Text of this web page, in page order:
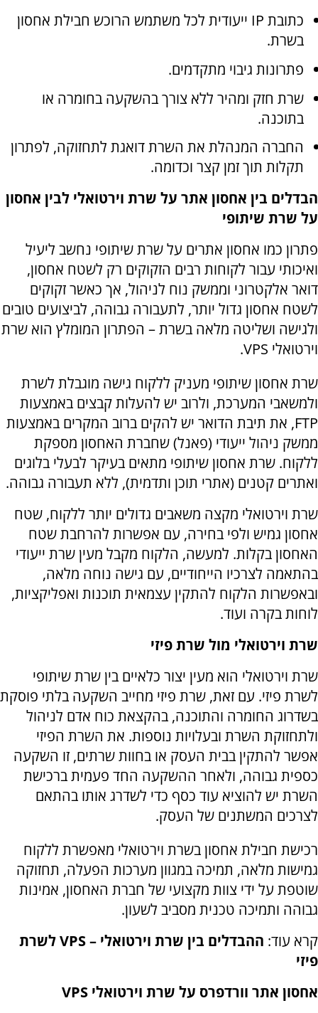
כתובת IP ייעודית לכל משתמש הרוכש חבילת אחסון
בשרת.
פתרונות גיבוי מתקדמים.
שרת חזק ומהיר ללא צורך בהשקעה בחומרה או
בתוכנה.
החברה המנהלת את השרת דואגת לתחזוקה, לפתרון
תקלות תוך זמן קצר וכדומה.
הבדלים בין אחסון אתר על שרת וירטואלי לבין אחסון
על שרת שיתופי
פתרון כמו אחסון אתרים על שרת שיתופי נחשב ליעיל
ואיכותי עבור לקוחות רבים הזקוקים רק לשטח אחסון,
דואר אלקטרוני וממשק נוח לניהול, אך כאשר זקוקים
לשטח אחסון גדול יותר, לתעבורה גבוהה, לביצועים טובים
ולגישה ושליטה מלאה בשרת – הפתרון המומלץ הוא שרת
וירטואלי VPS
.
שרת אחסון שיתופי מעניק ללקוח גישה מוגבלת לשרת
ולמשאבי המערכת, ולרוב יש להעלות קבצים באמצעות
FTP, את תיבת הדואר יש להקים ברוב המקרים באמצעות
ממשק ניהול ייעודי (פאנל) שחברת האחסון מספקת
ללקוח. שרת אחסון שיתופי מתאים בעיקר לבעלי בלוגים
ואתרים קטנים (אתרי תוכן ותדמית), ללא תעבורה גבוהה.
שרת וירטואלי מקצה משאבים גדולים יותר ללקוח, שטח
אחסון גמיש ולפי בחירה, עם אפשרות להרחבת שטח
האחסון בקלות. למעשה, הלקוח מקבל מעין שרת ייעודי
בהתאמה לצרכיו הייחודיים, עם גישה נוחה מלאה,
ובאפשרות הלקוח להתקין עצמאית תוכנות ואפליקציות,
לוחות בקרה ועוד.
שרת וירטואלי מול שרת פיזי
שרת וירטואלי הוא מעין יצור כלאיים בין שרת שיתופי
לשרת פיזי. עם זאת, שרת פיזי מחייב השקעה בלתי פוסקת
בשדרוג החומרה והתוכנה, בהקצאת כוח אדם לניהול
ולתחזוקת השרת ובעלויות נוספות. את השרת הפיזי
אפשר להתקין בבית העסק או בחוות שרתים, זו השקעה
כספית גבוהה, ולאחר ההשקעה החד פעמית ברכישת
השרת יש להוציא עוד כסף כדי לשדרג אותו בהתאם
לצרכים המשתנים של העסק.
רכישת חבילת אחסון בשרת וירטואלי מאפשרת ללקוח
גמישות מלאה, תמיכה במגוון מערכות הפעלה, תחזוקה
שוטפת על ידי צוות מקצועי של חברת האחסון, אמינות
גבוהה ותמיכה טכנית מסביב לשעון.
קרא עוד: ההבדלים בין שרת וירטואלי –VPSלשרת
פיזי
אחסון אתר וורדפרס על שרת וירטואלי VPS